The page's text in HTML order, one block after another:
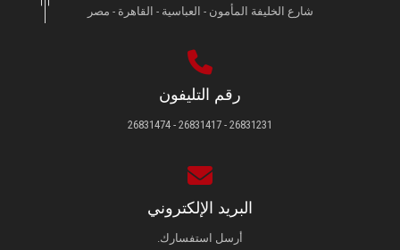
شارع الخليفة المأمون - العباسية - القاهرة - مصر
رقم التليفون
26831231 - 26831417 - 26831474
البريد الإلكتروني
أرسل استفسارك.